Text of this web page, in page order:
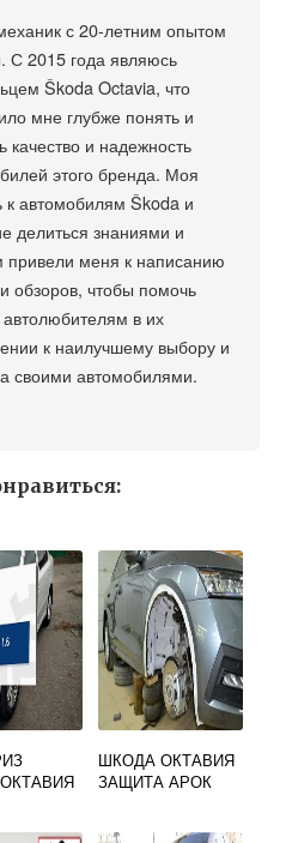
с 20-летним опытом
С 2015 года являюсь
Škoda Octavia, что
мне глубже понять и
качество и надежность
этого бренда. Моя
к автомобилям Škoda и
делиться знаниями и
привели меня к написанию
обзоров, чтобы помочь
в их
к наилучшему выбору и
своими автомобилями.
ШКОДА ОКТАВИЯ
ЗАЩИТА АРОК